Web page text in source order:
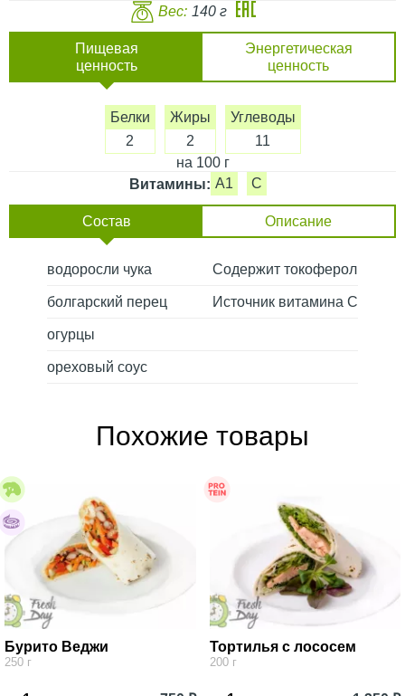
Вес: 140 г
Пищевая
ценность
Энергетическая
ценность
Белки
2
Жиры
2
Углеводы
11
на 100 г
Витамины: A1 C
Состав Описание
водоросли чука Содержит токоферол
болгарский перец Источник витамина С
огурцы
ореховый соус
Похожие товары
Бурито Веджи
250 г
Тортилья с лососем
200 г